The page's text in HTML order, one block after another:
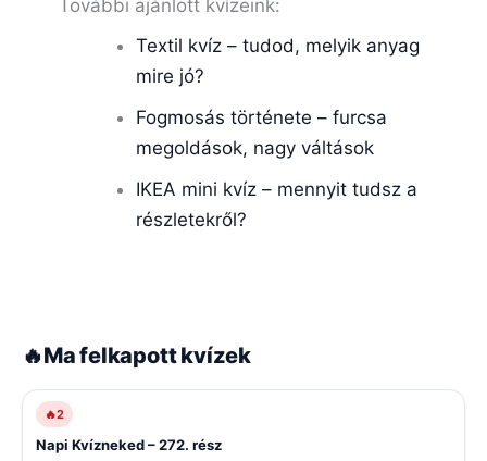
További ajánlott kvízeink:
Textil kvíz – tudod, melyik anyag
mire jó?
Fogmosás története – furcsa
megoldások, nagy váltások
IKEA mini kvíz – mennyit tudsz a
részletekről?
🔥Ma felkapott kvízek
🔥2
Napi Kvízneked – 272. rész